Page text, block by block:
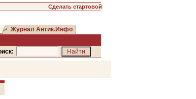
Сделать стартовой
Журнал Антик.Инфо